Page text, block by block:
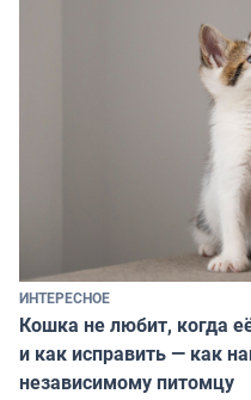
ИНТЕРЕСНОЕ
Кошка не любит, когда
и как исправить — как
независимому питомцу